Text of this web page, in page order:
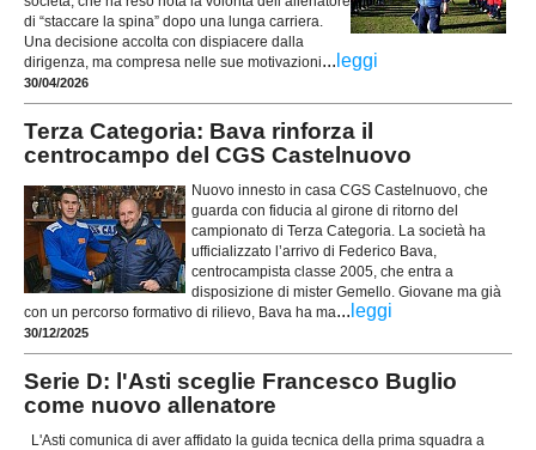
di “staccare la spina” dopo una lunga carriera.
Una decisione accolta con dispiacere dalla
dirigenza, ma compresa nelle sue motivazioni... leggi
30/04/2026
Terza Categoria: Bava rinforza il
centrocampo del CGS Castelnuovo
Nuovo innesto in casa CGS Castelnuovo, che
guarda con fiducia al girone di ritorno del
campionato di Terza Categoria. La società ha
ufficializzato l’arrivo di Federico Bava,
centrocampista classe 2005, che entra a
disposizione di mister Gemello. Giovane ma già
con un percorso formativo di rilievo, Bava ha ma... leggi
30/12/2025
Serie D: l'Asti sceglie Francesco Buglio
come nuovo allenatore
L'Asti comunica di aver affidato la guida tecnica della prima squadra a